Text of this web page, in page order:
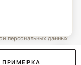
ПРИМЕРКА
персональных данных
.